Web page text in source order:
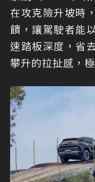
在攻克險升坡時
饋，讓駕駛者能
速踏板深度，省
攀升的拉扯感，